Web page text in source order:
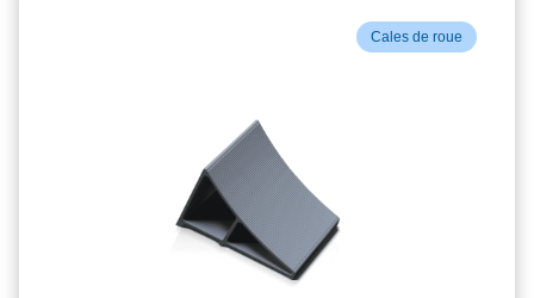
Cales de roue